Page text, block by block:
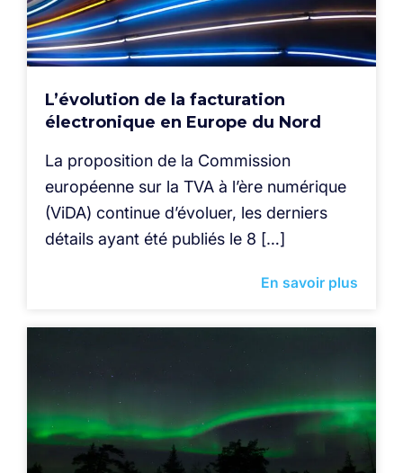
L’évolution de la facturation
électronique en Europe du Nord
La proposition de la Commission
européenne sur la TVA à l’ère numérique
(ViDA) continue d’évoluer, les derniers
détails ayant été publiés le 8 […]
En savoir plus